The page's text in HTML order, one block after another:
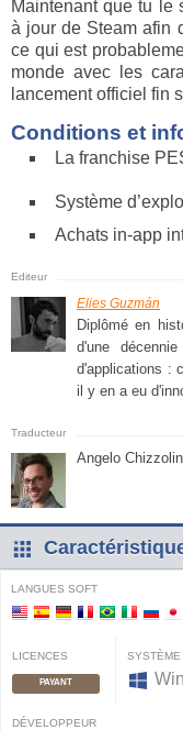
Maintenant que tu le
à jour de Steam afin
ce qui est
monde avec les
lancement officiel fin
Conditions et
La franchise
Système
Achats in-app
Elies Guzmán
Diplômé en
d'une
d'applications :
il y en a eu
Angelo
LANGUES SOFT
LICENCES
PAYANT
SYSTÈME
DÉVELOPPEUR